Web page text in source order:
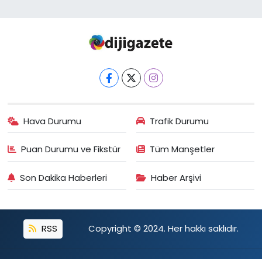
Hava Durumu Trafik Durumu
Puan Durumu ve Fikstür Tüm Manşetler
Son Dakika Haberleri Haber Arşivi
RSS Copyright © 2024. Her hakkı saklıdır.